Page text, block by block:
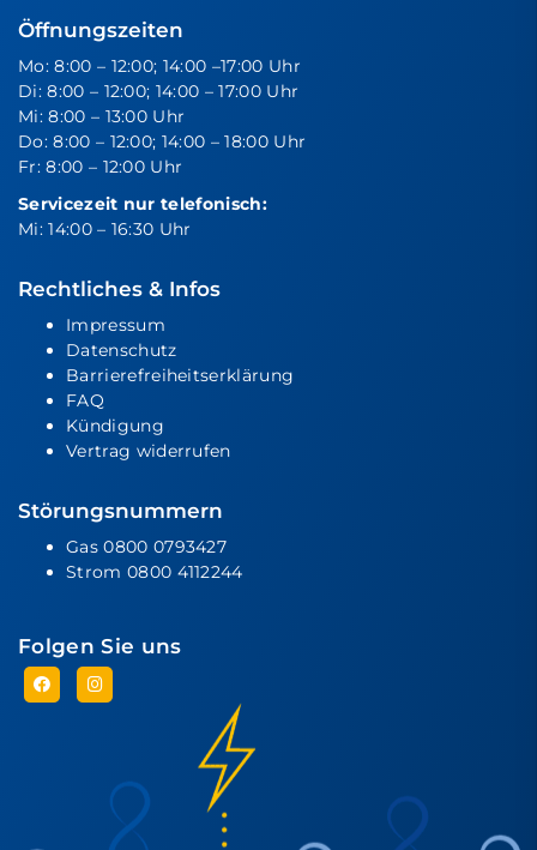
Öffnungszeiten
Mo: 8:00 – 12:00; 14:00 –17:00 Uhr
Di: 8:00 – 12:00; 14:00 – 17:00 Uhr
Mi: 8:00 – 13:00 Uhr
Do: 8:00 – 12:00; 14:00 – 18:00 Uhr
Fr: 8:00 – 12:00 Uhr
Servicezeit nur telefonisch:
Mi: 14:00 – 16:30 Uhr
Rechtliches & Infos
Impressum
Datenschutz
Barrierefreiheitserklärung
FAQ
Kündigung
Vertrag widerrufen
Störungsnummern
Gas0800 0793427
Strom 0800 4112244
Folgen Sie uns